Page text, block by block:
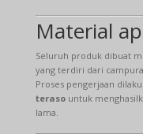
Material
Seluruh produk dibuat
yang terdiri dari
Proses pengerjaan
terasountuk
lama.